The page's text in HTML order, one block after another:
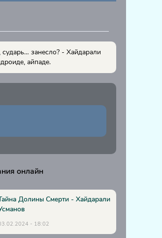
занесло? - Хайдарали
айпаде.
онлайн
Долины Смерти - Хайдарали
- 18:02